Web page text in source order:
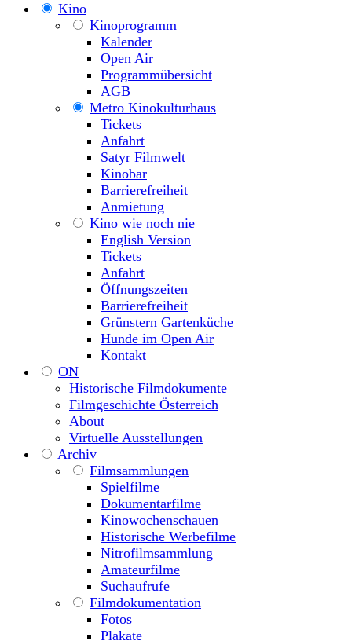
Kino
Kinoprogramm
Kalender
Open Air
Programmübersicht
AGB
Metro Kinokulturhaus
Tickets
Anfahrt
Satyr Filmwelt
Kinobar
Barrierefreiheit
Anmietung
Kino wie noch nie
English Version
Tickets
Anfahrt
Öffnungszeiten
Barrierefreiheit
Grünstern Gartenküche
Hunde im Open Air
Kontakt
ON
Historische Filmdokumente
Filmgeschichte Österreich
About
Virtuelle Ausstellungen
Archiv
Filmsammlungen
Spielfilme
Dokumentarfilme
Kinowochenschauen
Historische Werbefilme
Nitrofilmsammlung
Amateurfilme
Suchaufrufe
Filmdokumentation
Fotos
Plakate